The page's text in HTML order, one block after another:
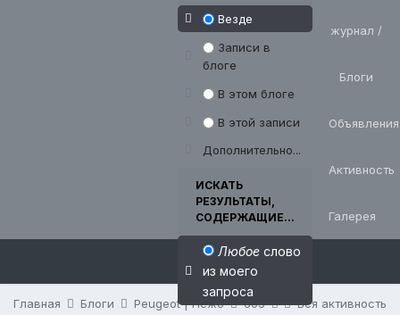
Везде
Записи в
блоге
В этом блоге
В этой записи
Дополнительно...
ИСКАТЬ
РЕЗУЛЬТАТЫ,
СОДЕРЖАЩИЕ...
Любое слово
из моего
запроса
журнал /
Блоги
Объявления
Активность
Галерея
Вся активность
Главная Блоги Peugeot | Пежо
605